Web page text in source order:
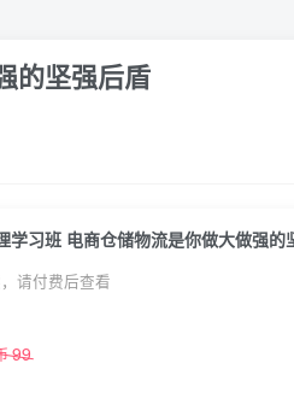
的坚强后盾
学习班 电商仓储物流是你做大做强的
请付费后查看
99